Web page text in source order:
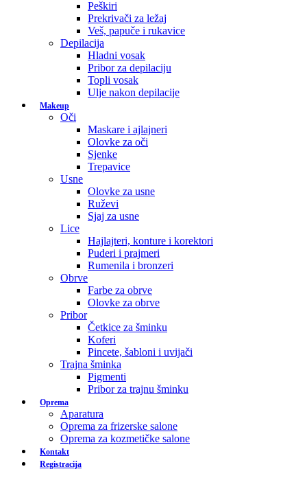
Peškiri
Prekrivači za ležaj
Veš, papuče i rukavice
Depilacija
Hladni vosak
Pribor za depilaciju
Topli vosak
Ulje nakon depilacije
Makeup
Oči
Maskare i ajlajneri
Olovke za oči
Sjenke
Trepavice
Usne
Olovke za usne
Ruževi
Sjaj za usne
Lice
Hajlajteri, konture i korektori
Puderi i prajmeri
Rumenila i bronzeri
Obrve
Farbe za obrve
Olovke za obrve
Pribor
Četkice za šminku
Koferi
Pincete, šabloni i uvijači
Trajna šminka
Pigmenti
Pribor za trajnu šminku
Oprema
Aparatura
Oprema za frizerske salone
Oprema za kozmetičke salone
Kontakt
Registracija